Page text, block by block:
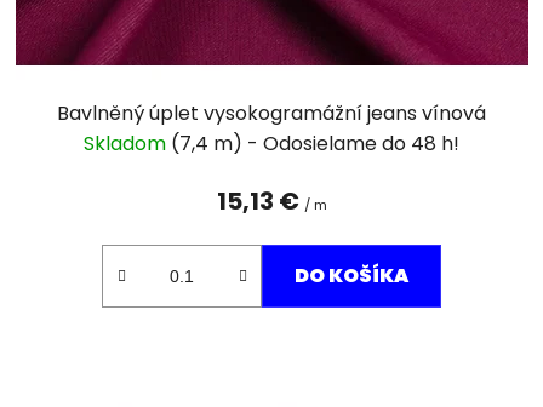
k
t
Bavlněný úplet vysokogramážní jeans vínová
Skladom (7,4 m)
15,13 € / m
DO KOŠÍKA